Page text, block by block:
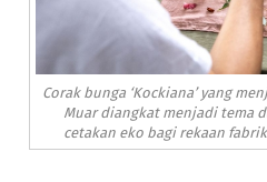
Corak bunga ‘Kockiana’ yang
Muar diangkat menjadi tema
cetakan eko bagi rekaan